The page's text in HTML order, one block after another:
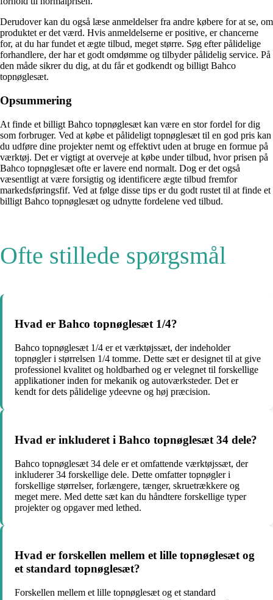
Derudover kan du også læse anmeldelser fra andre købere for at se, om
produktet er det værd. Hvis anmeldelserne er positive, er chancerne
for, at du har fundet et ægte tilbud, meget større. Søg efter pålidelige
forhandlere, der har et godt omdømme og tilbyder pålidelig service. På
den måde sikrer du dig, at du får et godkendt og billigt Bahco
topnøglesæt.
Opsummering
At finde et billigt Bahco topnøglesæt kan være en stor fordel for dig
som forbruger. Ved at købe et pålideligt topnøglesæt til en god pris kan
du udføre dine projekter nemt og effektivt uden at bruge en formue på
værktøj. Det er vigtigt at overveje at købe under tilbud, hvor prisen på
Bahco topnøglesæt ofte er lavere end normalt. Dog er det også
væsentligt at være forsigtig og identificere ægte tilbud fremfor
markedsføringsfif. Ved at følge disse tips er du godt rustet til at finde et
billigt Bahco topnøglesæt og udnytte fordelene ved tilbud.
Ofte stillede spørgsmål
Hvad er Bahco topnøglesæt 1/4?
Bahco topnøglesæt 1/4 er et værktøjssæt, der indeholder
topnøgler i størrelsen 1/4 tomme. Dette sæt er designet til at give
professionel kvalitet og holdbarhed og er velegnet til forskellige
applikationer inden for mekanik og autoværksteder. Det er
kendt for dets pålidelige ydeevne og høj præcision.
Hvad er inkluderet i Bahco topnøglesæt 34 dele?
Bahco topnøglesæt 34 dele er et omfattende værktøjssæt, der
inkluderer 34 forskellige dele. Dette omfatter topnøgler i
forskellige størrelser, forlængere, tænger, skruetrækkere og
meget mere. Med dette sæt kan du håndtere forskellige typer
projekter og opgaver med lethed.
Hvad er forskellen mellem et lille topnøglesæt og
et standard topnøglesæt?
Forskellen mellem et lille topnøglesæt og et standard